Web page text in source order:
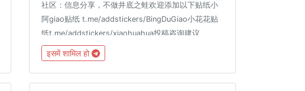
社区：信息分享，不做井底之蛙欢迎添加以下贴纸小
阿giao贴纸 t.me/addstickers/BingDuGiao小花花贴
纸t.me/addstickers/xiaohuahua投稿咨询建议
@Talk8bot订阅病毒频道 @info000
इसमें शामिल हो